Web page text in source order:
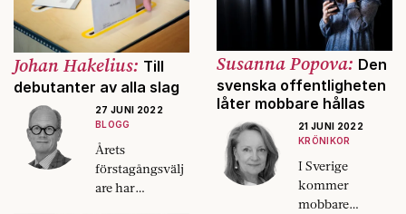
Johan Hakelius: Till
debutanter av alla slag
27 JUNI 2022
BLOGG
Årets
förstagångsvälj
are har
Susanna Popova: Den
svenska offentligheten
låter mobbare hållas
21 JUNI 2022
KRÖNIKOR
I Sverige
kommer
mobbare